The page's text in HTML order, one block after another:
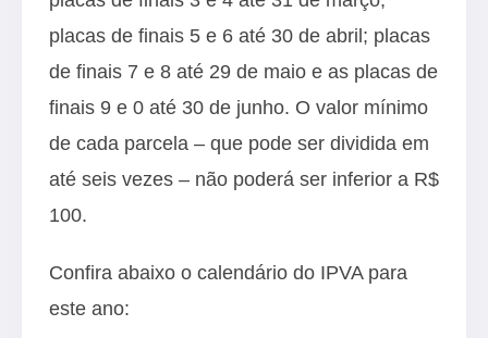
placas de finais 5 e 6 até 30 de abril; placas
de finais 7 e 8 até 29 de maio e as placas de
finais 9 e 0 até 30 de junho. O valor mínimo
de cada parcela – que pode ser dividida em
até seis vezes – não poderá ser inferior a R$
100.
Confira abaixo o calendário do IPVA para
este ano: